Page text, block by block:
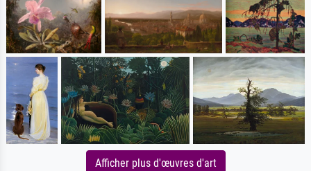
Afficher plus d'œuvres d'art